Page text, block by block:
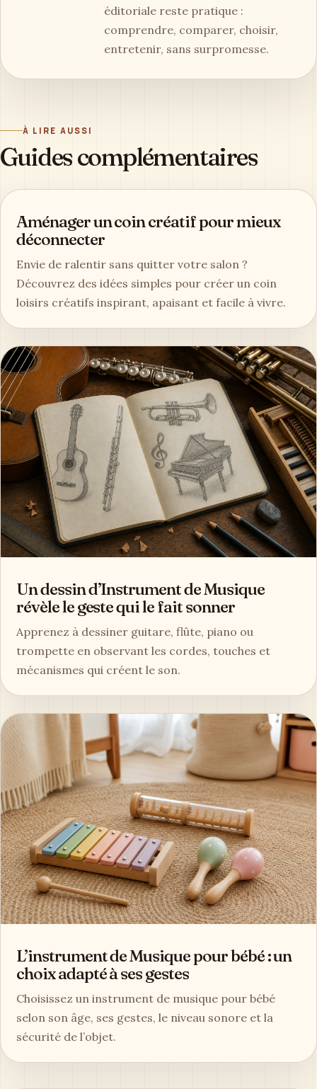
éditoriale reste pratique :
comprendre, comparer, choisir,
entretenir, sans surpromesse.
À LIRE AUSSI
Guides complémentaires
Aménager un coin créatif pour mieux
déconnecter
Envie de ralentir sans quitter votre salon ?
Découvrez des idées simples pour créer un coin
loisirs créatifs inspirant, apaisant et facile à vivre.
Un dessin d’Instrument de Musique
révèle le geste qui le fait sonner
Apprenez à dessiner guitare, flûte, piano ou
trompette en observant les cordes, touches et
mécanismes qui créent le son.
L’instrument de Musique pour bébé : un
choix adapté à ses gestes
Choisissez un instrument de musique pour bébé
selon son âge, ses gestes, le niveau sonore et la
sécurité de l’objet.